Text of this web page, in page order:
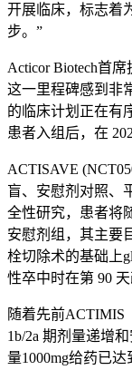
开展临床，标志着
步。”
Acticor Biotech首
这一里程碑感到非
的临床计划正在有
患者入组后，在
ACTISAVE
盲、安慰剂对照、
全性研究，患者将
安慰剂组，其主要
栓切除术的基础上
性卒中时在第 90 天
随着先前ACTIMIS
1b/2a 期剂量递增
量1000mg给药已